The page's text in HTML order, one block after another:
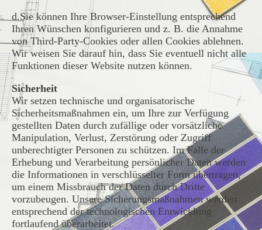
d.Sie können Ihre Browser-Einstellung entsprechend
Ihren Wünschen konfigurieren und z. B. die Annahme
von Third-Party-Cookies oder allen Cookies ablehnen.
Wir weisen Sie darauf hin, dass Sie eventuell nicht alle
Funktionen dieser Website nutzen können.
Sicherheit
Wir setzen technische und organisatorische
Sicherheitsmaßnahmen ein, um Ihre zur Verfügung
gestellten Daten durch zufällige oder vorsätzliche
Manipulation, Verlust, Zerstörung oder Zugriff
unberechtigter Personen zu schützen. Im Falle der
Erhebung und Verarbeitung persönlicher Daten werden
die Informationen in verschlüsselter Form übertragen,
um einem Missbrauch der Daten durch Dritte
vorzubeugen. Unsere Sicherungsmaßnahmen werden
entsprechend der technologischen Entwicklung
fortlaufend überarbeitet.